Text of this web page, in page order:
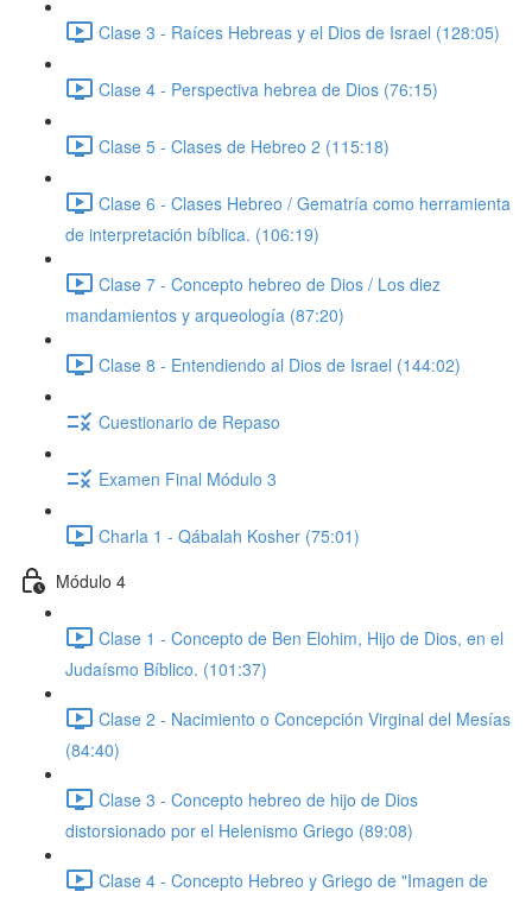
Clase 3 - Raíces Hebreas y el Dios de Israel (128:05)
Clase 4 - Perspectiva hebrea de Dios (76:15)
Clase 5 - Clases de Hebreo 2 (115:18)
Clase 6 - Clases Hebreo / Gematría como herramienta
de interpretación bíblica. (106:19)
Clase 7 - Concepto hebreo de Dios / Los diez
mandamientos y arqueología (87:20)
Clase 8 - Entendiendo al Dios de Israel (144:02)
Cuestionario de Repaso
Examen Final Módulo 3
Charla 1 - Qábalah Kosher (75:01)
Módulo 4
Clase 1 - Concepto de Ben Elohim, Hijo de Dios, en el
Judaísmo Bíblico. (101:37)
Clase 2 - Nacimiento o Concepción Virginal del Mesías
(84:40)
Clase 3 - Concepto hebreo de hijo de Dios
distorsionado por el Helenismo Griego (89:08)
Clase 4 - Concepto Hebreo y Griego de "Imagen de